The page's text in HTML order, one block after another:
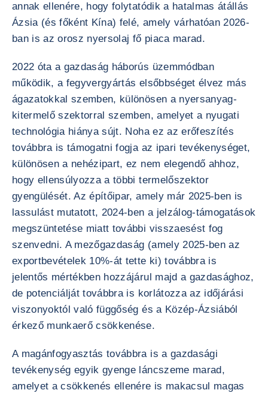
annak ellenére, hogy folytatódik a hatalmas átállás
Ázsia (és főként Kína) felé, amely várhatóan 2026-
ban is az orosz nyersolaj fő piaca marad.
2022 óta a gazdaság háborús üzemmódban
működik, a fegyvergyártás elsőbbséget élvez más
ágazatokkal szemben, különösen a nyersanyag-
kitermelő szektorral szemben, amelyet a nyugati
technológia hiánya sújt. Noha ez az erőfeszítés
továbbra is támogatni fogja az ipari tevékenységet,
különösen a nehézipart, ez nem elegendő ahhoz,
hogy ellensúlyozza a többi termelőszektor
gyengülését. Az építőipar, amely már 2025-ben is
lassulást mutatott, 2024-ben a jelzálog-támogatások
megszüntetése miatt további visszaesést fog
szenvedni. A mezőgazdaság (amely 2025-ben az
exportbevételek 10%-át tette ki) továbbra is
jelentős mértékben hozzájárul majd a gazdasághoz,
de potenciálját továbbra is korlátozza az időjárási
viszonyoktól való függőség és a Közép-Ázsiából
érkező munkaerő csökkenése.
A magánfogyasztás továbbra is a gazdasági
tevékenység egyik gyenge láncszeme marad,
amelyet a csökkenés ellenére is makacsul magas